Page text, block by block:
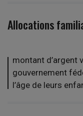
Allocations
montant d’argent
gouvernement
l’âge de leurs